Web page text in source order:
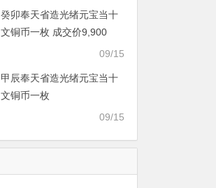
癸卯奉天省造光绪元宝当十
文铜币一枚 成交价9,900
09/15
甲辰奉天省造光绪元宝当十
文铜币一枚
09/15